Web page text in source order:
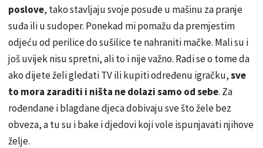
poslove, tako stavljaju svoje posuđe u mašinu za pranje
suđa ili u sudoper. Ponekad mi pomažu da premjestim
odjeću od perilice do sušilice te nahraniti mačke. Mali su i
još uvijek nisu spretni, ali to i nije važno. Radi se o tome da
ako dijete želi gledati TV ili kupiti određenu igračku,sve
to mora zaraditi i ništa ne dolazi samo od sebe. Za
rođendane i blagdane djeca dobivaju sve što žele bez
obveza, a tu su i bake i djedovi koji vole ispunjavati njihove
želje.